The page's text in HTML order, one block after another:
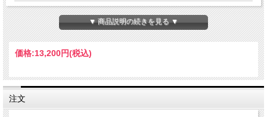
-
グレードなど
-
高純度 テラヘルツ鉱石・原石
商品説明
▼ 商品説明の続きを見る ▼
価格:13,200円(税込)
注文